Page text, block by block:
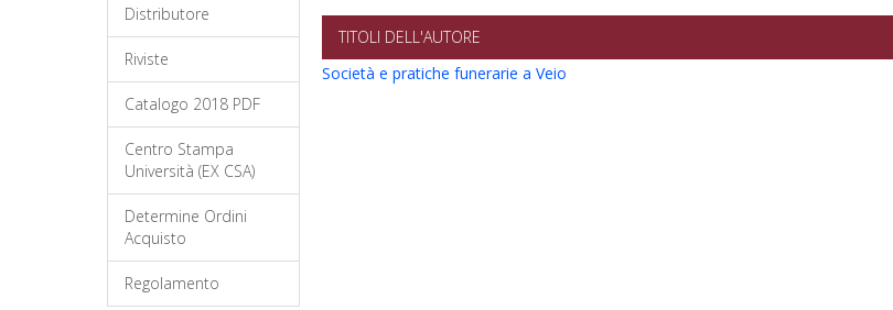
Distributore
Riviste
Catalogo 2018 PDF
Centro Stampa
Università (EX CSA)
Determine Ordini
Acquisto
Regolamento
TITOLI DELL'AUTORE
Società e pratiche funerarie a Veio